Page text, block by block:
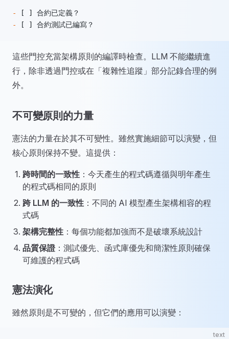
-
[ ] 合約已定義？
-
[ ] 合約測試已編寫？
這些門控充當架構原則的編譯時檢查。LLM 不能繼續進
行，除非透過門控或在「複雜性追蹤」部分記錄合理的例
外。
不可變原則的力量
憲法的力量在於其不可變性。雖然實施細節可以演變，但
核心原則保持不變。這提供：
跨時間的一致性 ：今天產生的程式碼遵循與明年產生
的程式碼相同的原則
跨 LLM 的一致性 ：不同的 AI 模型產生架構相容的程
式碼
架構完整性 ：每個功能都加強而不是破壞系統設計
品質保證：測試優先、函式庫優先和簡潔性原則確保
可維護的程式碼
憲法演化
雖然原則是不可變的，但它們的應用可以演變：
text